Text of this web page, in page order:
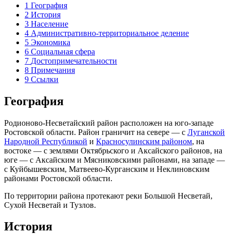
1 География
2 История
3 Население
4 Административно-территориальное деление
5 Экономика
6 Социальная сфера
7 Достопримечательности
8 Примечания
9 Ссылки
География
Родионово-Несветайский район расположен на юго-западе
Ростовской области. Район граничит на севере — с Луганской
Народной Республикой и Красносулинским районом, на
востоке — с землями Октябрьского и Аксайского районов, на
юге — с Аксайским и Мясниковскими районами, на западе —
с Куйбышевским, Матвеево-Курганским и Неклиновским
районами Ростовской области.
По территории района протекают реки Большой Несветай,
Сухой Несветай и Тузлов.
История